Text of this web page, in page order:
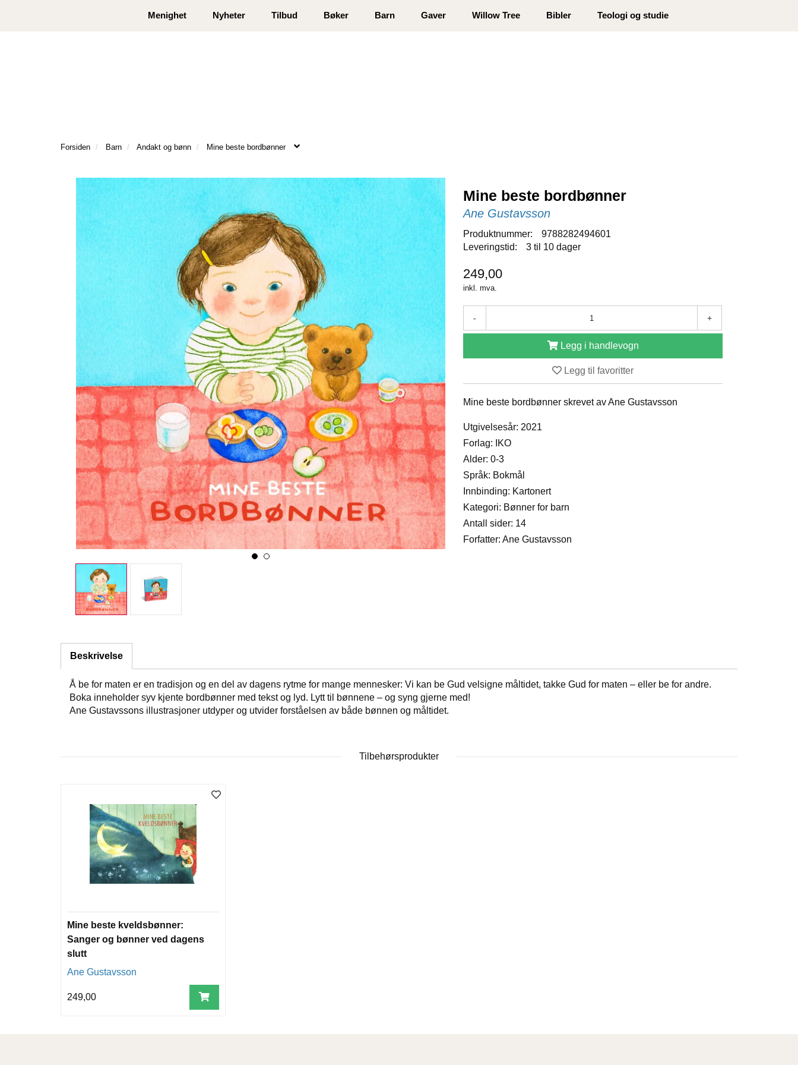
Åpningstider Logg inn eller registrer deg Min side Infosenter
Menighet Nyheter Tilbud Bøker Barn Gaver Willow Tree Bibler Teologi og studie
Forsiden Barn Andakt og bønn Mine beste bordbønner
Mine beste bordbønner
Ane Gustavsson
Produktnummer:
9788282494601
Leveringstid:
3 til 10 dager
249,00
inkl. mva.
- +
Legg i handlevogn
Legg til favoritter
Mine beste bordbønner skrevet av Ane Gustavsson
Utgivelsesår: 2021
Forlag: IKO
Alder: 0-3
Språk: Bokmål
Innbinding: Kartonert
Kategori: Bønner for barn
Antall sider: 14
Forfatter: Ane Gustavsson
Beskrivelse
Å be for maten er en tradisjon og en del av dagens rytme for mange mennesker: Vi kan be Gud velsigne måltidet, takke Gud for maten – eller be for andre.
Boka inneholder syv kjente bordbønner med tekst og lyd. Lytt til bønnene – og syng gjerne med!
Ane Gustavssons illustrasjoner utdyper og utvider forståelsen av både bønnen og måltidet.
Tilbehørsprodukter
Mine beste kveldsbønner:
Sanger og bønner ved dagens
slutt
Ane Gustavsson
249,00